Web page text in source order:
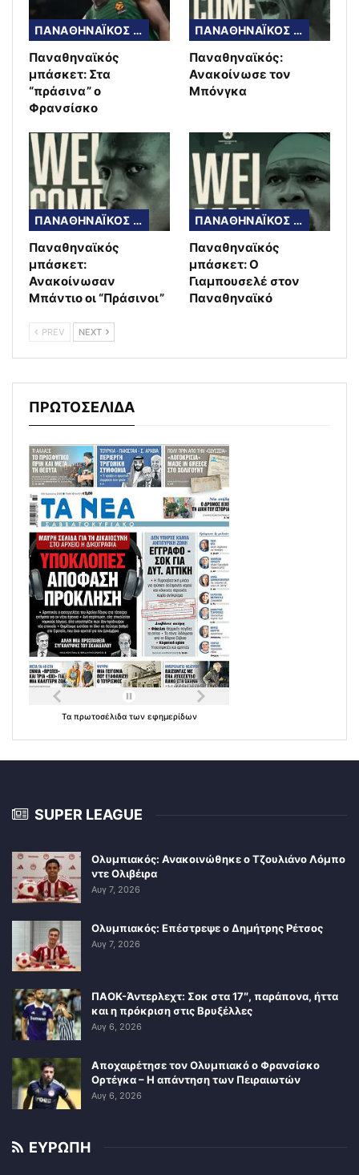
ΠΑΝΑΘΗΝΑΪΚΟΣ ΜΠΑΣΚΕΤ
Παναθηναϊκός
μπάσκετ: Στα
“πράσινα” ο
Φρανσίσκο
ΠΑΝΑΘΗΝΑΪΚΟΣ ΜΠΑΣΚΕΤ
Παναθηναϊκός:
Ανακοίνωσε τον
Μπόνγκα
ΠΑΝΑΘΗΝΑΪΚΟΣ ΜΠΑΣΚΕΤ
Παναθηναϊκός
μπάσκετ:
Ανακοίνωσαν
Μπάντιο οι “Πράσινοι”
ΠΑΝΑΘΗΝΑΪΚΟΣ ΜΠΑΣΚΕΤ
Παναθηναϊκός
μπάσκετ: Ο
Γιαμπουσελέ στον
Παναθηναϊκό
PREV NEXT
ΠΡΩΤΟΣΕΛΙΔΑ
Τα πρωτοσέλιδα των εφημερίδων
SUPER LEAGUE
Ολυμπιακός: Ανακοινώθηκε ο Τζουλιάνο Λόμπο
ντε Ολιβέιρα
Αυγ 7, 2026
Ολυμπιακός: Επέστρεψε ο Δημήτρης Ρέτσος
Αυγ 7, 2026
ΠΑΟΚ-Άντερλεχτ: Σοκ στα 17″, παράπονα, ήττα
και η πρόκριση στις Βρυξέλλες
Αυγ 6, 2026
Αποχαιρέτησε τον Ολυμπιακό ο Φρανσίσκο
Ορτέγκα – Η απάντηση των Πειραιωτών
Αυγ 6, 2026
ΕΥΡΩΠΗ